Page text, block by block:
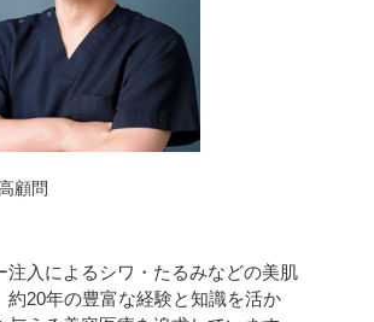
顧問
注入によるシワ・たるみなどの美肌
約20年の豊富な経験と知識を活か